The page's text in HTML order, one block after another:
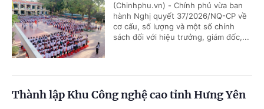
(Chinhphu.vn) - Chính phủ vừa ban
hành Nghị quyết 37/2026/NQ-CP về
cơ cấu, số lượng và một số chính
sách đối với hiệu trưởng, giám đốc,...
Thành lập Khu Công nghệ cao tỉnh Hưng Yên